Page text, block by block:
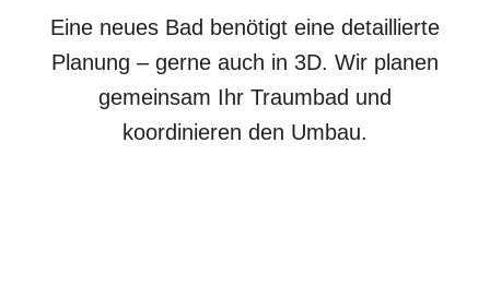
Eine neues Bad benötigt eine detaillierte
Planung – gerne auch in 3D. Wir planen
gemeinsam Ihr Traumbad und
koordinieren den Umbau.